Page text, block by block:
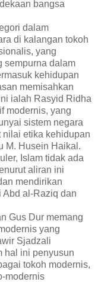
bangsa
dalam
di kalangan tokoh
yang
sempurna dalam
kehidupan
memisahkan
ialah Rasyid Ridha
modernis, yang
sistem negara
nilai etika kehidupan
M. Husein Haikal.
Islam tidak ada
aliran ini
mendirikan
Abd al-Raziq dan
Gus Dur memang
yang
Sjadzali
hal ini penyusun
tokoh modernis,
modernis